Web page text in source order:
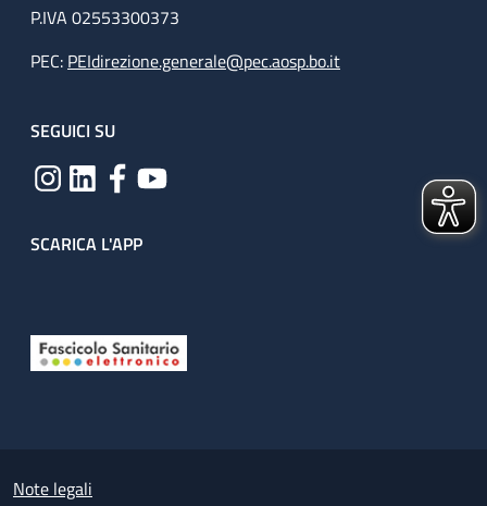
P.IVA 02553300373
PEC: PEIdirezione.generale@pec.aosp.bo.it
SEGUICI SU
SCARICA L'APP
Small prints
Note legali